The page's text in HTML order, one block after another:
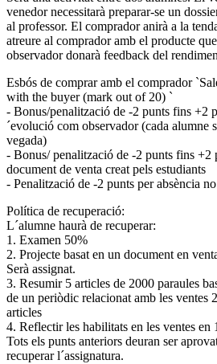
venedor necessitarà preparar-se un
al professor. El comprador anirà a la
atreure al comprador amb el producte
observador donarà feedback del
Esbós de comprar amb el comprador
with the buyer (mark out of 20) `
- Bonus/penalització de -2 punts fins +2
´evolució com observador (cada alumne
vegada)
- Bonus/ penalització de -2 punts fins +2
document de venta creat pels estudiants
- Penalització de -2 punts per absència
Política de recuperació:
L´alumne haurà de recuperar:
1. Examen 50%
2. Projecte basat en un document en
Serà assignat.
3. Resumir 5 articles de 2000 paraules
de un periòdic relacionat amb les ventes
articles
4. Reflectir les habilitats en les ventes en
Tots els punts anteriors deuran ser
recuperar l´assignatura.